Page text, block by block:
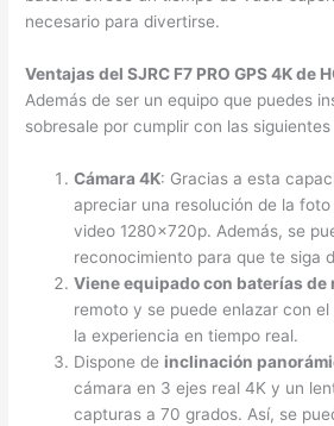
necesario para divertirse.
Ventajas del SJRC F7 PRO GPS 4K de
Además de ser un equipo que puedes
sobresale por cumplir con las
Cámara 4K: Gracias a esta
apreciar una resolución de la
video 1280x720p. Además, se
reconocimiento para que te siga
Viene equipado con baterías de
remoto y se puede enlazar con
la experiencia en tiempo real.
Dispone de inclinación
cámara en 3 ejes real 4K y un
capturas a 70 grados. Así, se